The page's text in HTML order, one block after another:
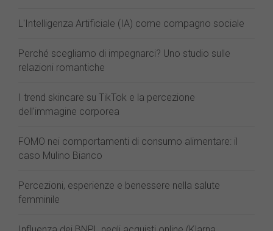
L'Intelligenza Artificiale (IA) come compagno sociale
Perché scegliamo di impegnarci? Uno studio sulle
relazioni romantiche
I trend skincare su TikTok e la percezione
dell'immagine corporea
FOMO nei comportamenti di consumo alimentare: il
caso Mulino Bianco
Percezioni, esperienze e benessere nella salute
femminile